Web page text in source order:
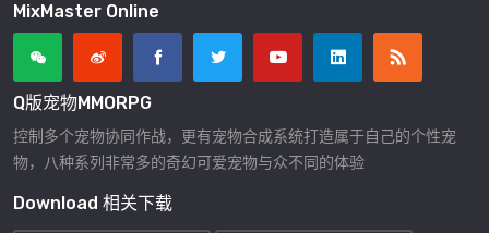
MixMaster Online
Q版宠物MMORPG
控制多个宠物协同作战，更有宠物合成系统打造属于自己的个性宠
物，八种系列非常多的奇幻可爱宠物与众不同的体验
Download 相关下载